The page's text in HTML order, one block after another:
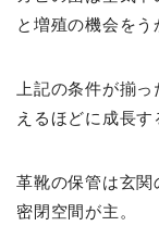
と増殖の機会をう
上記の条件が揃
えるほどに成長す
革靴の保管は玄関
密閉空間が主。